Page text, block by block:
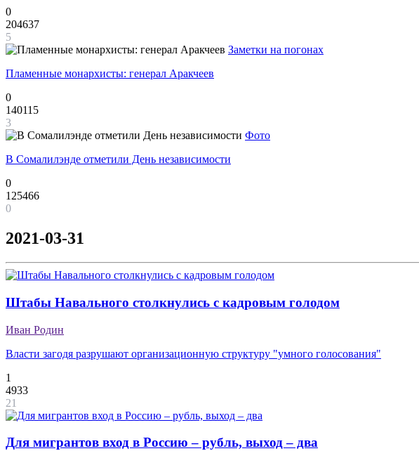
0
204637
5
Заметки на погонах
Пламенные монархисты: генерал Аракчеев
0
140115
3
Фото
В Сомалилэнде отметили День независимости
0
125466
0
2021-03-31
Штабы Навального столкнулись с кадровым голодом
Иван Родин
Власти загодя разрушают организационную структуру "умного голосования"
1
4933
21
Для мигрантов вход в Россию – рубль, выход – два